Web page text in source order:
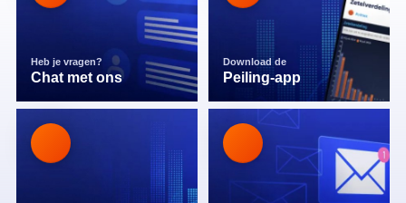
Heb je vragen?
Chat met ons
Download de
Peiling-app